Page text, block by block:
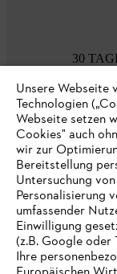
30
Unsere Webseite
Technologien
Webseite setzen
Cookies" auch
wir zur
Bereitstellung
Untersuchung
Personalisierung
umfassender
Einwilligung
(z.B. Google oder
Ihre